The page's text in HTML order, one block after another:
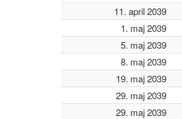
11. april 2039
1. maj 2039
5. maj 2039
8. maj 2039
19. maj 2039
29. maj 2039
29. maj 2039